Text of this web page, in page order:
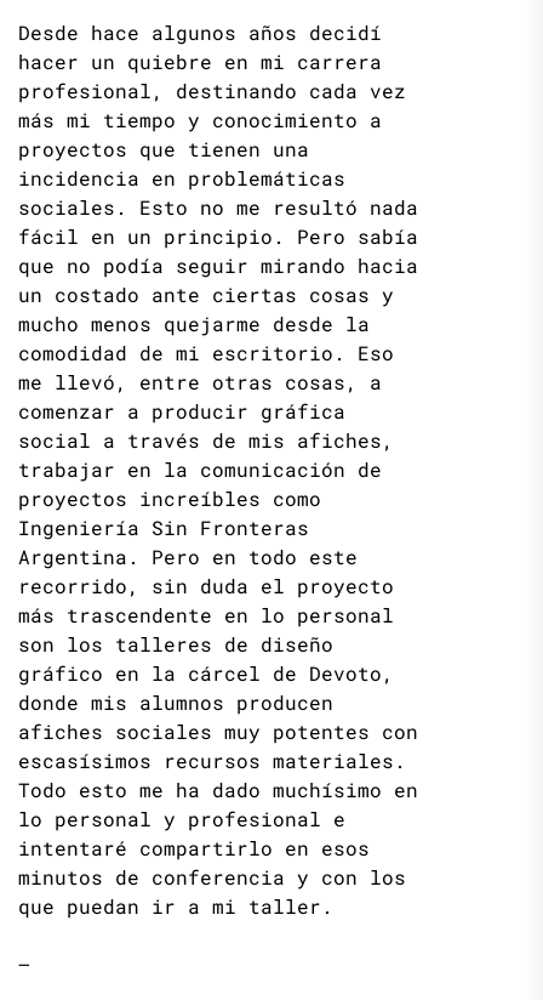
Desde hace algunos años decidí
hacer un quiebre en mi carrera
profesional, destinando cada vez
más mi tiempo y conocimiento a
proyectos que tienen una
incidencia en problemáticas
sociales. Esto no me resultó nada
fácil en un principio. Pero sabía
que no podía seguir mirando hacia
un costado ante ciertas cosas y
mucho menos quejarme desde la
comodidad de mi escritorio. Eso
me llevó, entre otras cosas, a
comenzar a producir gráfica
social a través de mis afiches,
trabajar en la comunicación de
proyectos increíbles como
Ingeniería Sin Fronteras
Argentina. Pero en todo este
recorrido, sin duda el proyecto
más trascendente en lo personal
son los talleres de diseño
gráfico en la cárcel de Devoto,
donde mis alumnos producen
afiches sociales muy potentes con
escasísimos recursos materiales.
Todo esto me ha dado muchísimo en
lo personal y profesional e
intentaré compartirlo en esos
minutos de conferencia y con los
que puedan ir a mi taller.
–